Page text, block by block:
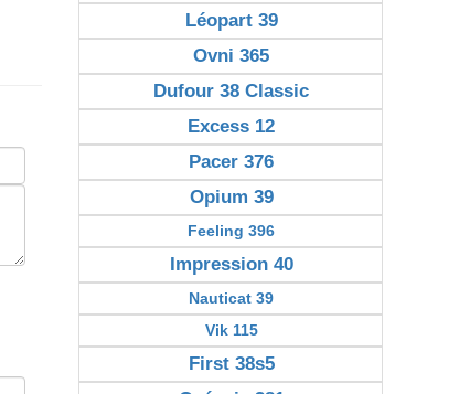
Léopart 39
Ovni 365
Dufour 38 Classic
Excess 12
Pacer 376
Opium 39
Feeling 396
Impression 40
Nauticat 39
Vik 115
First 38s5